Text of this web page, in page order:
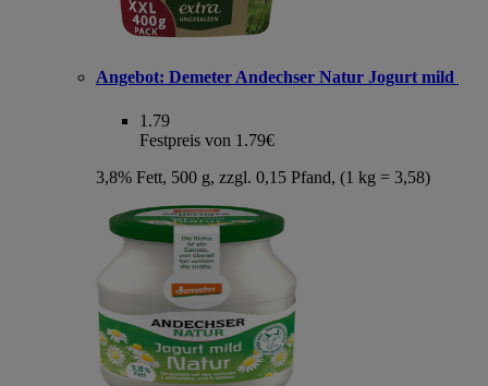
Angebot: Demeter Andechser Natur Jogurt mild
1.79
Festpreis von 1.79€
3,8% Fett, 500 g, zzgl. 0,15 Pfand, (1 kg = 3,58)